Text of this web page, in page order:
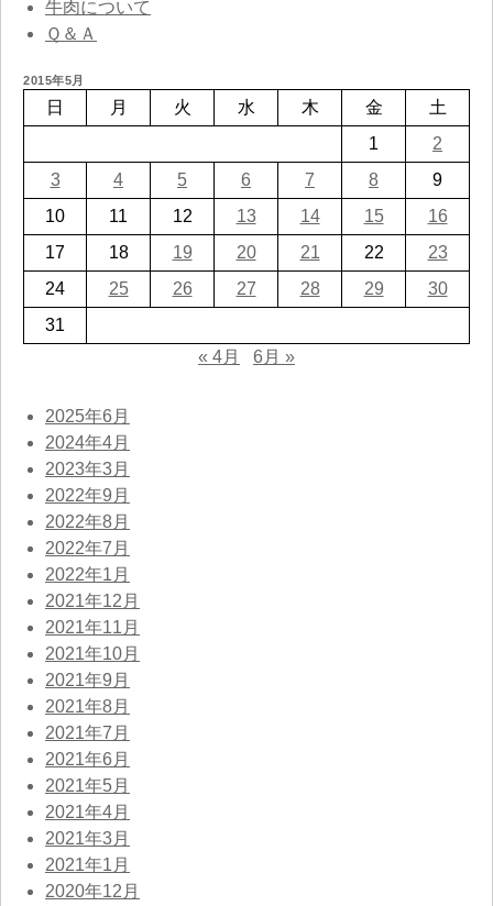
牛肉について
Ｑ＆Ａ
2015年5月
日 月 火 水 木 金
土
1
2
3
4 5 6 7 8
9
10
11 12 13 14 15
16
17
18 19 20 21 22
23
24
25 26 27 28 29
30
31
« 4月
6月 »
2025年6月
2024年4月
2023年3月
2022年9月
2022年8月
2022年7月
2022年1月
2021年12月
2021年11月
2021年10月
2021年9月
2021年8月
2021年7月
2021年6月
2021年5月
2021年4月
2021年3月
2021年1月
2020年12月